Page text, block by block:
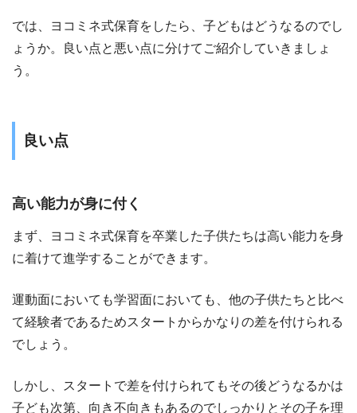
では、ヨコミネ式保育をしたら、子どもはどうなるのでし
ょうか。良い点と悪い点に分けてご紹介していきましょ
う。
良い点
高い能力が身に付く
まず、ヨコミネ式保育を卒業した子供たちは高い能力を身
に着けて進学することができます。
運動面においても学習面においても、他の子供たちと比べ
て経験者であるためスタートからかなりの差を付けられる
でしょう。
しかし、スタートで差を付けられてもその後どうなるかは
子ども次第、向き不向きもあるのでしっかりとその子を理